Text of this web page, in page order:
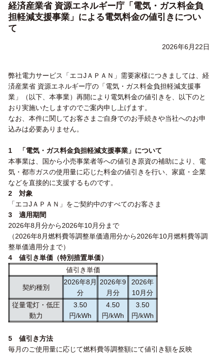
経済産業省 資源エネルギー庁「電気・ガス料金負
担軽減支援事業」による電気料金の値引きについ
て
2026年6月22日
弊社電力サービス「エコJＡＰＡＮ」需要家様につきましては、経
済産業省 資源エネルギー庁の「電気・ガス料金負担軽減支援事
業」（以下、本事業）再開により電気料金の値引きを、以下のと
おり実施いたしますのでご案内申し上げます。
なお、本件に関してお客さまご自身でのお手続きや当社へのお申
込みは必要ありません。
1 「電気・ガス料金負担軽減支援事業」について
本事業は、国から小売事業者等への値引き原資の補助により、電
気・都市ガスの使用量に応じた料金の値引きを行い、家庭・企業
などを直接的に支援するものです。
2 対象
「エコJＡＰＡＮ」をご契約中のすべてのお客さま
3 適用期間
2026年8月分から2026年10月分まで
（2026年8月燃料費等調整単価適用分から2026年10月燃料費等調
整単価適用分まで）
4 値引き単価（特別措置単価）
値引き単価
契約種別
2026年8月
分
2026年9
月分
2026年
10月分
従量電灯・低圧
動力
3.50
円/kWh
4.50
円/kWh
3.50
円/kWh
5 値引き方法
毎月のご使用量に応じて燃料費等調整額にて値引き額を反映